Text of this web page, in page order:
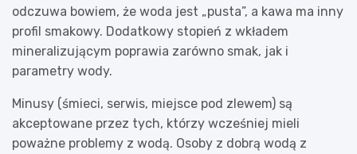
odczuwa bowiem, że woda jest „pusta”, a kawa ma inny
profil smakowy. Dodatkowy stopień z wkładem
mineralizującym poprawia zarówno smak, jak i
parametry wody.
Minusy (śmieci, serwis, miejsce pod zlewem) są
akceptowane przez tych, którzy wcześniej mieli
poważne problemy z wodą. Osoby z dobrą wodą z